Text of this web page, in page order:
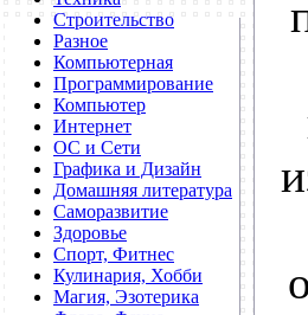
Строительство
Разное
Компьютерная
Программирование
Компьютер
Интернет
ОС и Сети
Графика и Дизайн
Домашняя литература
Саморазвитие
Здоровье
Спорт, Фитнес
Кулинария, Хобби
Магия, Эзотерика